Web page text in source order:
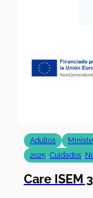
Adultos
2025, Cuidados,
Care ISEM